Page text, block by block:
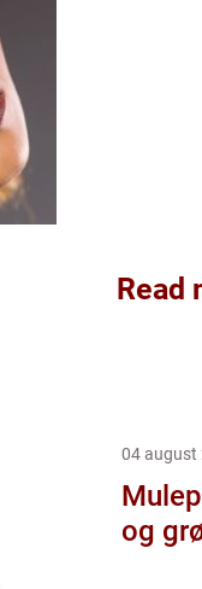
Read
04 august
og